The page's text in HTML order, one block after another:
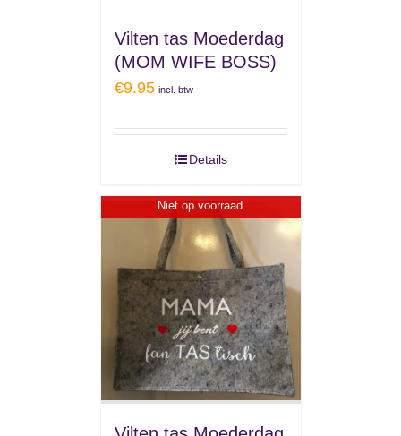
Vilten tas Moederdag
(MOM WIFE BOSS)
€9.95 incl. btw
Details
Niet op voorraad